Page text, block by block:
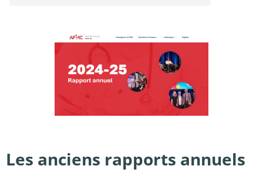
Les anciens rapports annuels